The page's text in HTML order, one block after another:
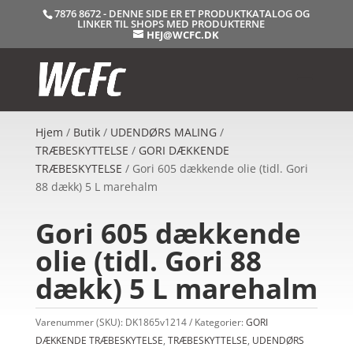
7876 8672 - DENNE SIDE ER ET PRODUKTKATALOG OG
LINKER TIL SHOPS MED PRODUKTERNE
HEJ@WCFC.DK
Hjem / Butik/ UDENDØRS MALING/
TRÆBESKYTTELSE / GORI DÆKKENDE
TRÆBESKYTELSE / Gori 605 dækkende olie (tidl. Gori
88 dækk) 5 L marehalm
Gori 605 dækkende
olie (tidl. Gori 88
dækk) 5 L marehalm
Varenummer (SKU): DK1865v1214 Kategorier:GORI
DÆKKENDE TRÆBESKYTELSE, TRÆBESKYTTELSE, UDENDØRS